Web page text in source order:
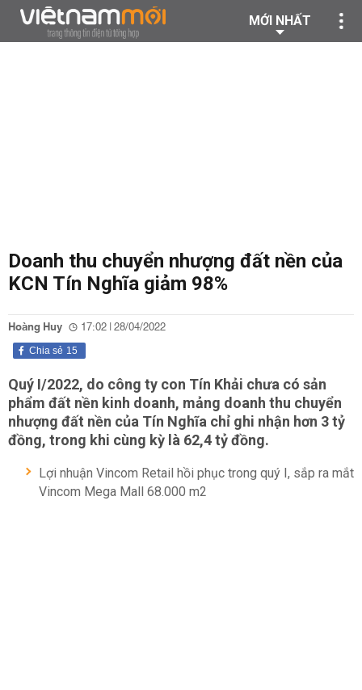
MỚI NHẤT
Doanh thu chuyển nhượng đất nền của
KCN Tín Nghĩa giảm 98%
Hoàng Huy 17:02 | 28/04/2022
15
Chia sẻ
Quý I/2022, do công ty con Tín Khải chưa có sản
phẩm đất nền kinh doanh, mảng doanh thu chuyển
nhượng đất nền của Tín Nghĩa chỉ ghi nhận hơn 3 tỷ
đồng, trong khi cùng kỳ là 62,4 tỷ đồng.
Lợi nhuận Vincom Retail hồi phục trong quý I, sắp ra mắt
Vincom Mega Mall 68.000 m2